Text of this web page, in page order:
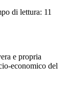
di lettura: 11
e propria
economico del